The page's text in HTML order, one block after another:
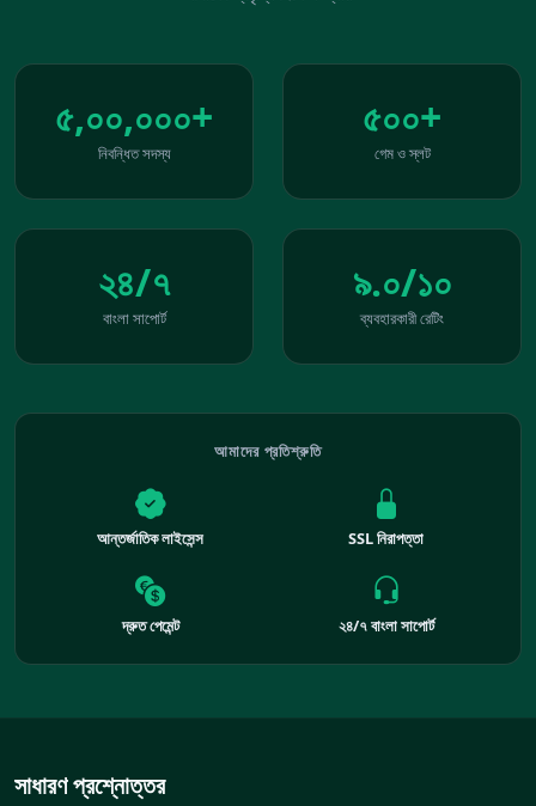
৫,০০,০০০+
নিবন্ধিত সদস্য
৫০০+
গেম ও স্লট
২৪/৭
বাংলা সাপোর্ট
৯.০/১০
ব্যবহারকারী রেটিং
আমাদের প্রতিশ্রুতি
আন্তর্জাতিক লাইসেন্স SSL নিরাপত্তা
দ্রুত পেমেন্ট ২৪/৭ বাংলা সাপোর্ট
সাধারণ প্রশ্নোত্তর